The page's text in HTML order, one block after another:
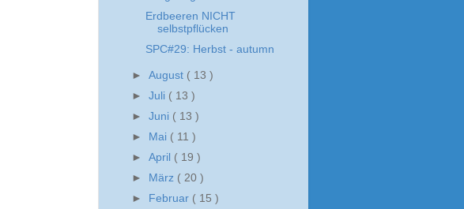
Erdbeeren NICHT
selbstpflücken
SPC#29: Herbst - autumn
►August ( 13 )
►Juli ( 13 )
►Juni ( 13 )
►
Mai ( 11 )
►April ( 19 )
►
März ( 20 )
►
Februar ( 15 )